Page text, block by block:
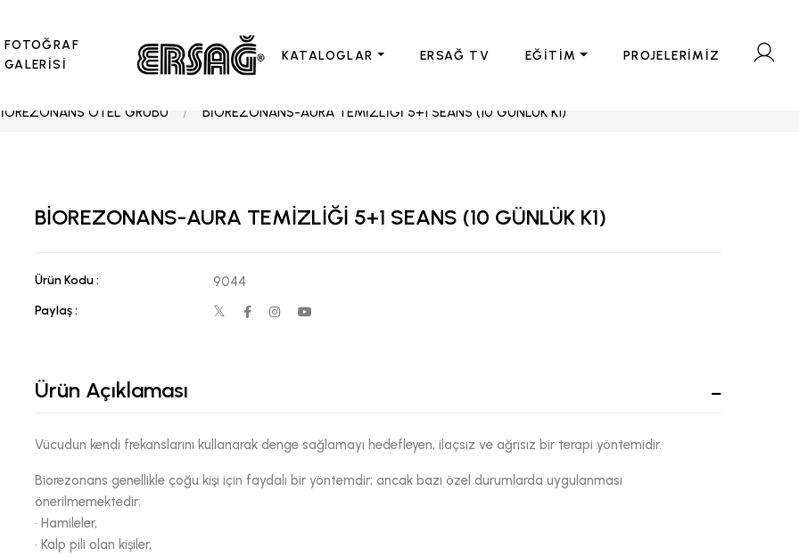
FOTOĞRAF
GALERİSİ
KATALOGLAR ERSAĞ TV EĞİTİM PROJELERİMİZ
OTEL GRUBU BİOREZONANS-AURA TEMİZLİĞİ 5+1 SEANS (10 GÜNLÜK K1)
BİOREZONANS-AURA TEMİZLİĞİ 5+1 SEANS (10 GÜNLÜK K1)
Ürün Kodu : 9044
Paylaş :
Ürün Açıklaması
Vücudun kendi frekanslarını kullanarak denge sağlamayı hedefleyen, ilaçsız ve ağrısız bir terapi yöntemidir.
Biorezonans genellikle çoğu kişi için faydalı bir yöntemdir; ancak bazı özel durumlarda uygulanması
önerilmemektedir:
• Hamileler,
• Kalp pili olan kişiler,